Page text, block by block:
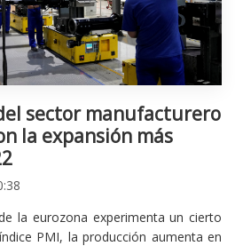
sector manufacturero
la expansión más
la eurozona experimenta un cierto
PMI, la producción aumenta en